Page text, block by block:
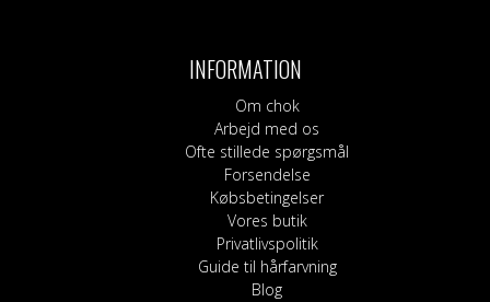
INFORMATION
Om chok
Arbejd med os
Ofte stillede spørgsmål
Forsendelse
Købsbetingelser
Vores butik
Privatlivspolitik
Guide til hårfarvning
Blog